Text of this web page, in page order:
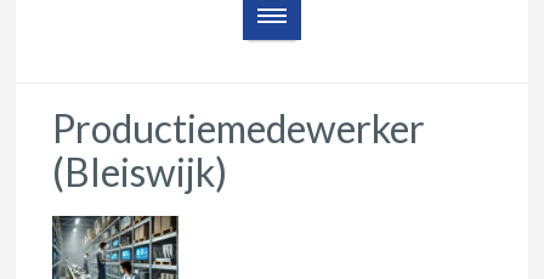
Productiemedewerker
(Bleiswijk)